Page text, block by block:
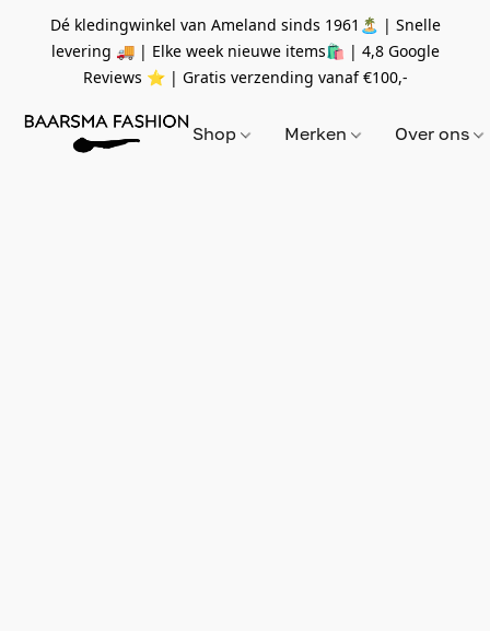
Dé kledingwinkel van Ameland sinds 1961🏝 | Snelle
levering 🚚 | Elke week nieuwe items🛍 | 4,8 Google
Reviews ⭐️ | Gratis verzending vanaf€100,-
Shop Merken Over ons